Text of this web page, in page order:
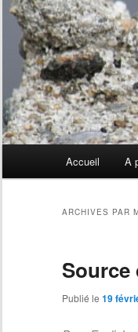
Accueil A
ARCHIVES PAR
Source
Publié le 19